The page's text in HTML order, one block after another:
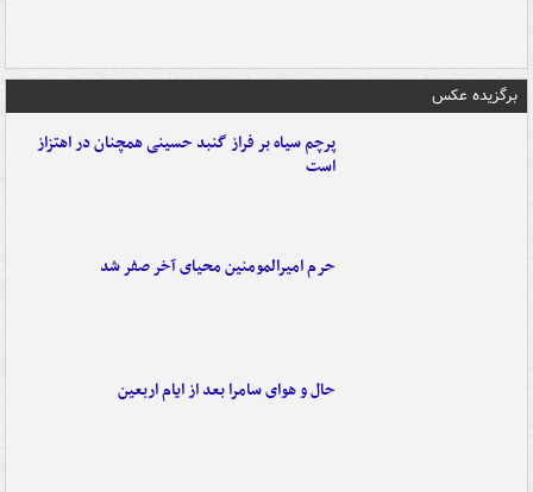
برگزیده عکس
پرچم سیاه بر فراز گنبد حسینی همچنان در اهتزاز
است
حرم امیرالمومنین محیای آخر صفر شد
حال و هوای سامرا بعد از ایام اربعین